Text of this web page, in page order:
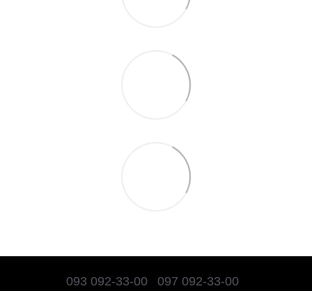
093 092-33-00 097 092-33-00